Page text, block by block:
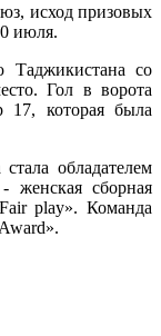
исход призовых
июля.
Таджикистана со
Гол в ворота
17, которая была
обладателем
женская сборная
play». Команда